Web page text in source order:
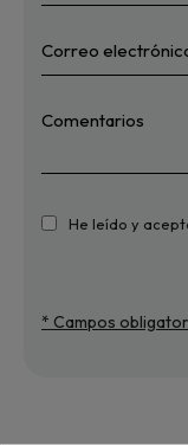
He leído y
* Campos